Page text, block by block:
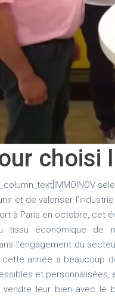
choisi
et de valoriser
à Paris en octobre, cet
économique de
l’engagement du
cette année a beaucoup
et personnalisées,
leur bien avec le